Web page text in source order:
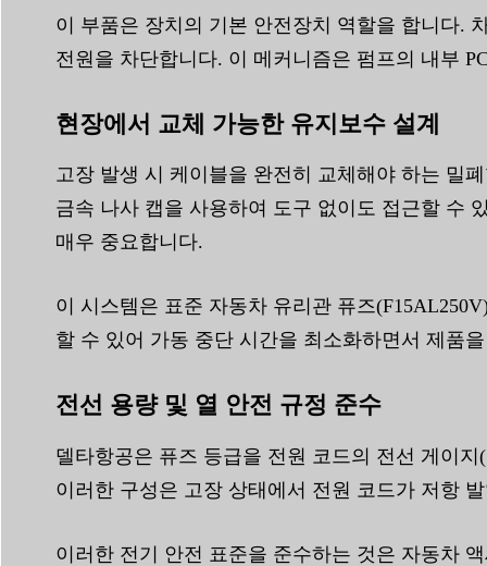
이 부품은 장치의 기본 안전장치 역할을 합니다.
전원을 차단합니다. 이 메커니즘은 펌프의 내부
현장에서 교체 가능한 유지보수 설계
고장 발생 시 케이블을 완전히 교체해야 하는 밀
금속 나사 캡을 사용하여 도구 없이도 접근할 수
매우 중요합니다.
이 시스템은 표준 자동차 유리관 퓨즈
할 수 있어 가동 중단 시간을 최소화하면서 제품
전선 용량 및 열 안전 규정 준수
델타항공은 퓨즈 등급을 전원 코드의 전선 게이
이러한 구성은 고장 상태에서 전원 코드가 저항
이러한 전기 안전 표준을 준수하는 것은 자동차